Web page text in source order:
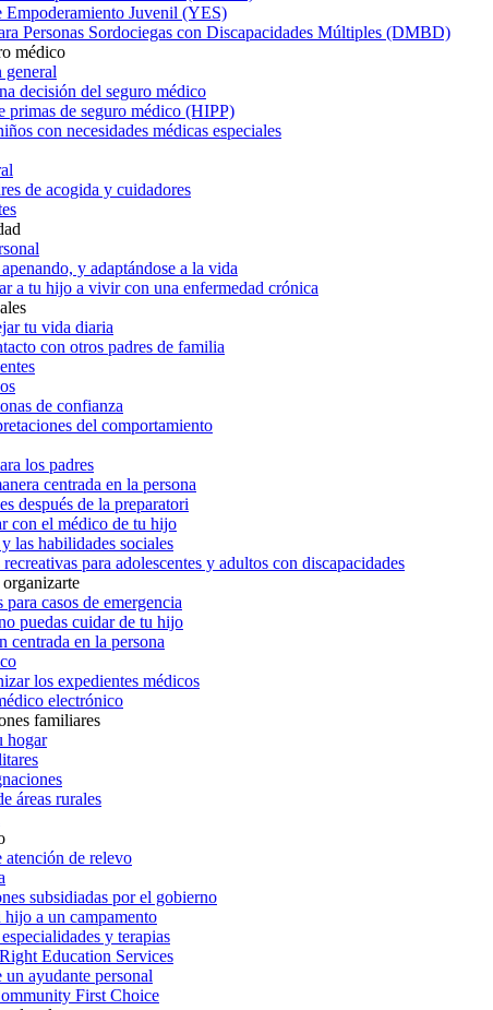
Empoderamiento Juvenil (YES)
Personas Sordociegas con Discapacidades Múltiples (DMBD)
médico
decisión del seguro médico
primas de seguro médico (HIPP)
con necesidades médicas especiales
de acogida y cuidadores
y adaptándose a la vida
a tu hijo a vivir con una enfermedad crónica
tu vida diaria
con otros padres de familia
de confianza
del comportamiento
los padres
centrada en la persona
después de la preparatori
con el médico de tu hijo
las habilidades sociales
para adolescentes y adultos con discapacidades
para casos de emergencia
puedas cuidar de tu hijo
centrada en la persona
los expedientes médicos
electrónico
familiares
hogar
áreas rurales
atención de relevo
subsidiadas por el gobierno
hijo a un campamento
y terapias
Education Services
ayudante personal
First Choice